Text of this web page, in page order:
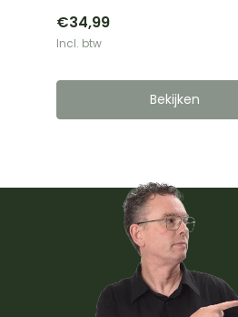
€34,99
Incl. btw
Bekijken